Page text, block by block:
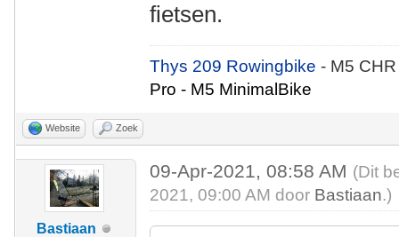
fietsen.
Thys 209 Rowingbike- M5
Pro - M5 MinimalBike
Website Zoek
Bastiaan
09-Apr-2021, 08:58 AM (Dit
2021, 09:00 AM door Bastiaan.)